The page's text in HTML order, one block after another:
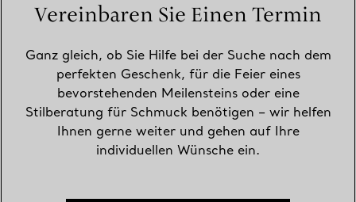
Vereinbaren Sie Einen Termin
Ganz gleich, ob Sie Hilfe bei der Suche nach dem
perfekten Geschenk, für die Feier eines
bevorstehenden Meilensteins oder eine
Stilberatung für Schmuck benötigen – wir helfen
Ihnen gerne weiter und gehen auf Ihre
individuellen Wünsche ein.